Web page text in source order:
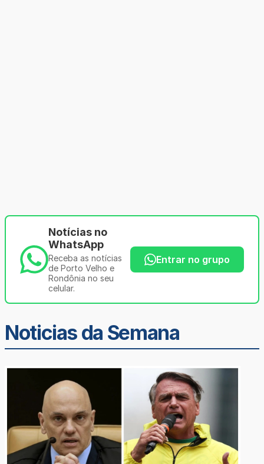
Notícias no
WhatsApp
Receba as notícias
de Porto Velho e
Rondônia no seu
celular.
Entrar no grupo
Noticias da Semana